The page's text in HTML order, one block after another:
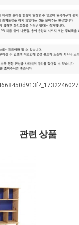
관련 상품